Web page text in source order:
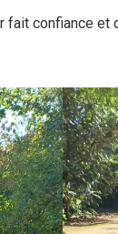
confiance